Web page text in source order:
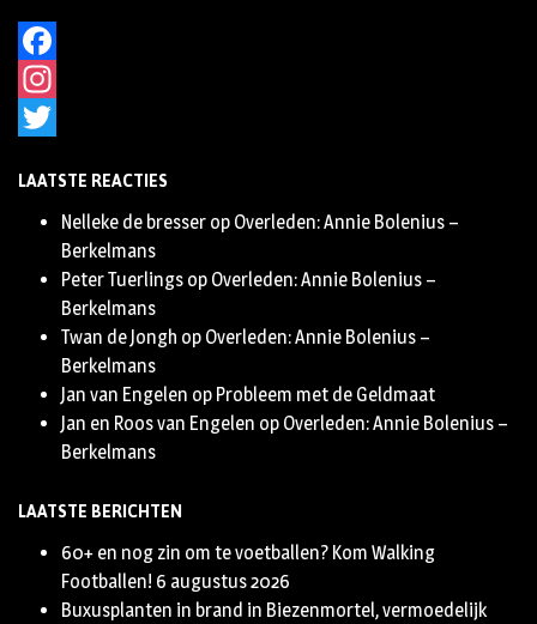
Facebook
Instagram
LAATSTE REACTIES
Nelleke de bresser op Overleden: Annie Bolenius –
Berkelmans
Peter Tuerlings op Overleden: Annie Bolenius –
Berkelmans
Twan de Jongh op Overleden: Annie Bolenius –
Berkelmans
Jan van Engelen op Probleem met de Geldmaat
Jan en Roos van Engelen op Overleden: Annie Bolenius –
Berkelmans
LAATSTE BERICHTEN
60+ en nog zin om te voetballen? Kom Walking
Footballen! 6 augustus 2026
Buxusplanten in brand in Biezenmortel, vermoedelijk